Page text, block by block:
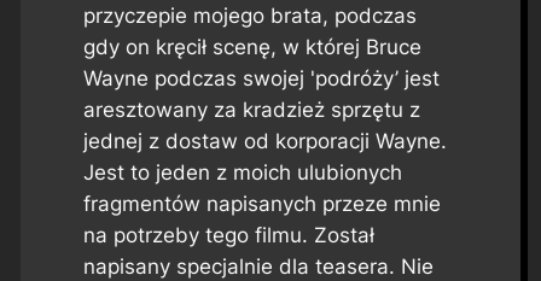
przyczepie mojego brata, podczas
gdy on kręcił scenę, w której Bruce
Wayne podczas swojej 'podróży’ jest
aresztowany za kradzież sprzętu z
jednej z dostaw od korporacji Wayne.
Jest to jeden z moich ulubionych
fragmentów napisanych przeze mnie
na potrzeby tego filmu. Został
napisany specjalnie dla teasera. Nie